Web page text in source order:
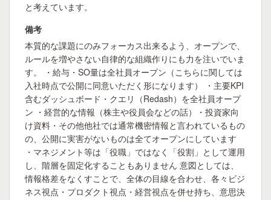
と考えています。
備考
本質的な課題にのみフォーカス出来るよう、オープンで、
ルールを増やさない自律的な組織作りにも力を注いでいま
す。 ・給与・SO量は全社員オープン（こちらに関しては
入社時点で公開に同意いただく形になります） ・主要KPI
含むダッシュボード・クエリ（Redash）を全社員オープ
ン ・経営的な情報（株主や役員会などの話）・投資家向
け資料・その他他社では通常機密情報と言われているもの
の、公開に実害がないものは全てオープンにしています
・マネジメント等は「役職」ではなく「役割」として運用
し、階層を固定化することもありません 意図としては、
情報格差をなくすことで、全体の目線を合わせ、各々ビジ
ネス視点・プロダクト視点・経営視点を併せ持ち、意思決